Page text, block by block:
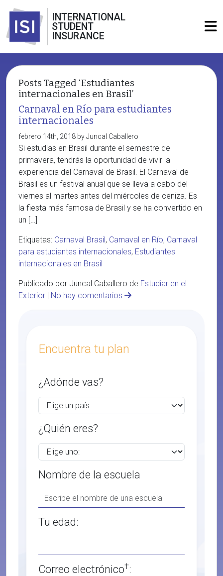
INTERNATIONAL
STUDENT
INSURANCE
Posts Tagged ‘Estudiantes
internacionales en Brasil’
Carnaval en Río para estudiantes
internacionales
febrero 14th, 2018 by Juncal Caballero
Si estudias en Brasil durante el semestre de
primavera, tendrás la oportunidad de vivir la
experiencia del Carnaval de Brasil. El Carnaval de
Brasil es un festival anual que se lleva a cabo del
viernes al martes antes del miércoles de ceniza. Es
la fiesta más famosa de Brasil y se ha convertido en
un […]
Etiquetas: Carnaval Brasil, Carnaval en Río, Carnaval
para estudiantes internacionales, Estudiantes
internacionales en Brasil
Publicado por Juncal Caballero de Estudiar en el
Exterior | No hay comentarios
Encuentra tu plan
¿Adónde vas?
¿Quién eres?
Nombre de la escuela
Tu edad:
Correo electrónico†: